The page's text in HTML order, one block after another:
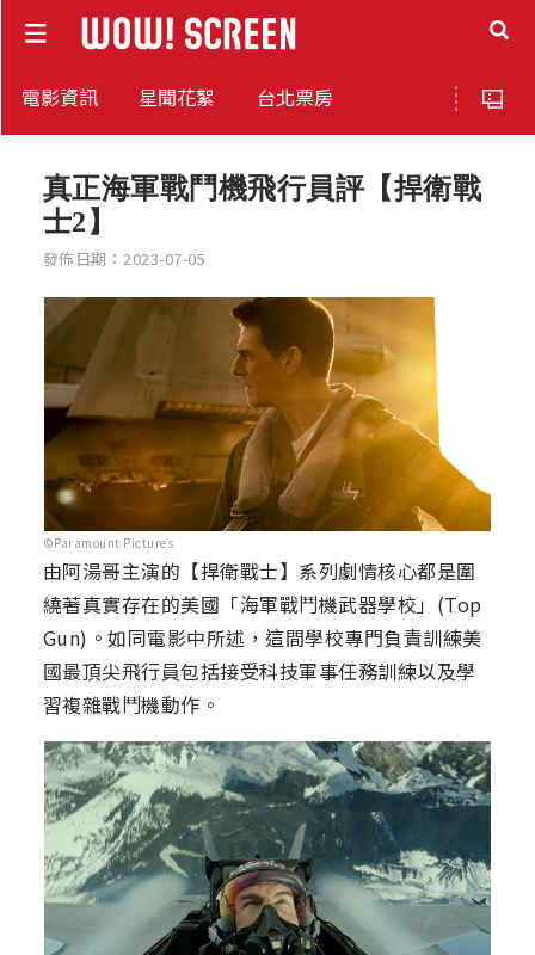
電影資訊 星聞花絮 台北票房
真正海軍戰鬥機飛行員評【捍衛戰
士2】
發佈日期：2023-07-05
©Paramount Pictures
由阿湯哥主演的【捍衛戰士】系列劇情核心都是圍
繞著真實存在的美國「海軍戰鬥機武器學校」(Top
Gun)。如同電影中所述，這間學校專門負責訓練美
國最頂尖飛行員包括接受科技軍事任務訓練以及學
習複雜戰鬥機動作。